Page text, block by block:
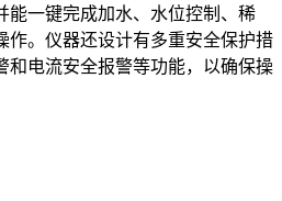
能一键完成加水、水位控制、稀
作。仪器还设计有多重安全保护措
和电流安全报警等功能，以确保操